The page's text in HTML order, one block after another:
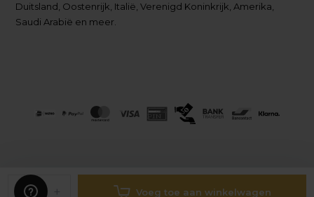
Voeg toe aan winkelwagen
Duitsland, Oostenrijk, Italië, Verenigd Koninkrijk, Amerika,
Saudi Arabië en meer.